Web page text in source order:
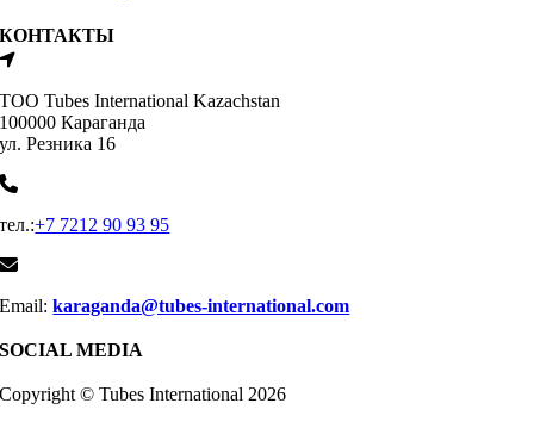
КОНТАКТЫ
ТОО Tubes International Kazachstan
100000 Караганда
ул. Резника 16
тел.:+7 7212 90 93 95
Email:karaganda@tubes-international.com
SOCIAL MEDIA
Copyright © Tubes International 2026